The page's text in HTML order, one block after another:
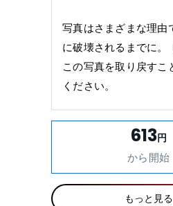
写真はさまざまな理由
に破壊されるまでに。
この写真を取り戻す
ください。
613円
から開始
もっと見る